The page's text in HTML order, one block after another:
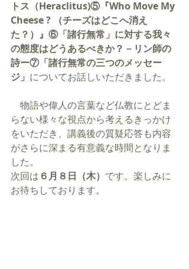
トス（Heraclitus)⑤『Who Move My
Cheese ? （チーズはどこへ消え
た？）』⑥「諸行無常」に対する我々
の態度はどうあるべきか？－リン師の
詩ー⑦「諸行無常の三つのメッセー
ジ」 についてお話しいただきました。
物語や偉人の言葉など仏教にとどま
らない様々な視点から考えるきっかけ
をいただき、講義後の質疑応答も内容
がさらに深まる有意義な時間となりま
した。
次回は ６月８日（木） です。楽しみに
お待ちしております。